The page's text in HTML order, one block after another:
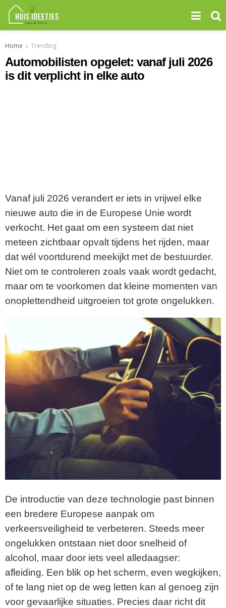
Home Trending
Automobilisten opgelet: vanaf juli 2026
is dit verplicht in elke auto
Vanaf juli 2026 verandert er iets in vrijwel elke
nieuwe auto die in de Europese Unie wordt
verkocht. Het gaat om een systeem dat niet
meteen zichtbaar opvalt tijdens het rijden, maar
dat wél voortdurend meekijkt met de bestuurder.
Niet om te controleren zoals vaak wordt gedacht,
maar om te voorkomen dat kleine momenten van
onoplettendheid uitgroeien tot grote ongelukken.
De introductie van deze technologie past binnen
een bredere Europese aanpak om
verkeersveiligheid te verbeteren. Steeds meer
ongelukken ontstaan niet door snelheid of
alcohol, maar door iets veel alledaagser:
afleiding. Een blik op het scherm, even wegkijken,
of te lang niet op de weg letten kan al genoeg zijn
voor gevaarlijke situaties. Precies daar richt dit